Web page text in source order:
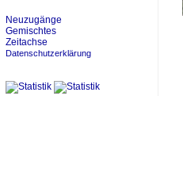
Neuzugänge
Gemischtes
Zeitachse
Datenschutzerklärung